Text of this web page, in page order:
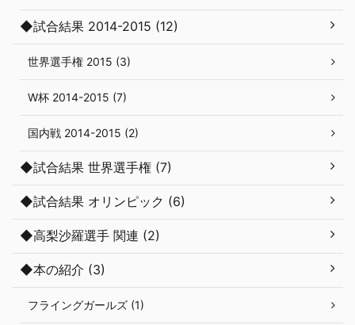
◆試合結果 2014-2015 (12)
世界選手権 2015 (3)
W杯 2014-2015 (7)
国内戦 2014-2015 (2)
◆試合結果 世界選手権 (7)
◆試合結果 オリンピック (6)
◆高梨沙羅選手 関連 (2)
◆本の紹介 (3)
フライングガールズ (1)